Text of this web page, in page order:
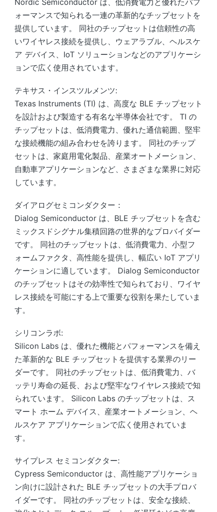
ォーマンスで知られる一連の革新的なチップセットを
提供しています。 同社のチップセットは信頼性の高
いワイヤレス接続を提供し、ウェアラブル、ヘルスケ
ア デバイス、IoT ソリューションなどのアプリケーシ
ョンで広く使用されています。
テキサス・インスツルメンツ:
Texas Instruments (TI) は、高度な BLE チップセット
を設計および製造する有名な半導体会社です。 TI の
チップセットは、低消費電力、優れた通信範囲、堅牢
な接続機能の組み合わせを誇ります。 同社のチップ
セットは、家庭用電化製品、産業オートメーション、
自動車アプリケーションなど、さまざまな業界に対応
しています。
ダイアログセミコンダクター：
Dialog Semiconductor は、BLE チップセットを含む
ミックスドシグナル集積回路の世界的なプロバイダー
です。 同社のチップセットは、低消費電力、小型フ
ォームファクタ、高性能を提供し、幅広い IoT アプリ
ケーションに適しています。 Dialog Semiconductor
のチップセットはその効率性で知られており、ワイヤ
レス接続を可能にする上で重要な役割を果たしていま
す。
シリコンラボ:
Silicon Labs は、優れた機能とパフォーマンスを備え
た革新的な BLE チップセットを提供する業界のリー
ダーです。 同社のチップセットは、低消費電力、バ
ッテリ寿命の延長、および堅牢なワイヤレス接続で知
られています。 Silicon Labs のチップセットは、ス
マート ホーム デバイス、産業オートメーション、ヘ
ルスケア アプリケーションで広く使用されていま
す。
サイプレス セミコンダクター:
Cypress Semiconductor は、高性能アプリケーショ
ン向けに設計された BLE チップセットの大手プロバ
イダーです。 同社のチップセットは、安全な接続、